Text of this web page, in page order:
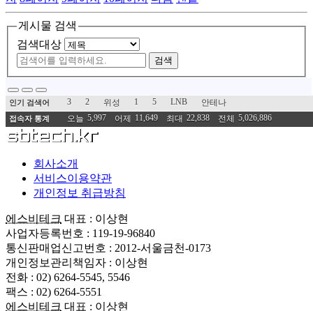
게시물 검색
검색대상
검색
인기 검색어 3 2 위성 1 5 LNB 안테나
접속자 통계 오늘 5,997 어제 11,649 최대 22,838 전체 5,026,886
회사소개
서비스이용약관
개인정보 취급방침
에스비테크 대표 : 이상현
사업자등록번호 : 119-19-96840
통신판매업신고번호 : 2012-서울금천-0173
개인정보관리책임자 : 이상현
전화 : 02) 6264-5545, 5546
팩스 : 02) 6264-5551
에스비테크 대표 : 이상현